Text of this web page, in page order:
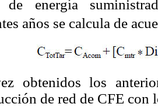
de energía
años se calcula de
obtenidos los
de red de CFE con